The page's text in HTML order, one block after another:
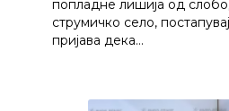
попладне лишија од
струмичко село,
пријава дека…